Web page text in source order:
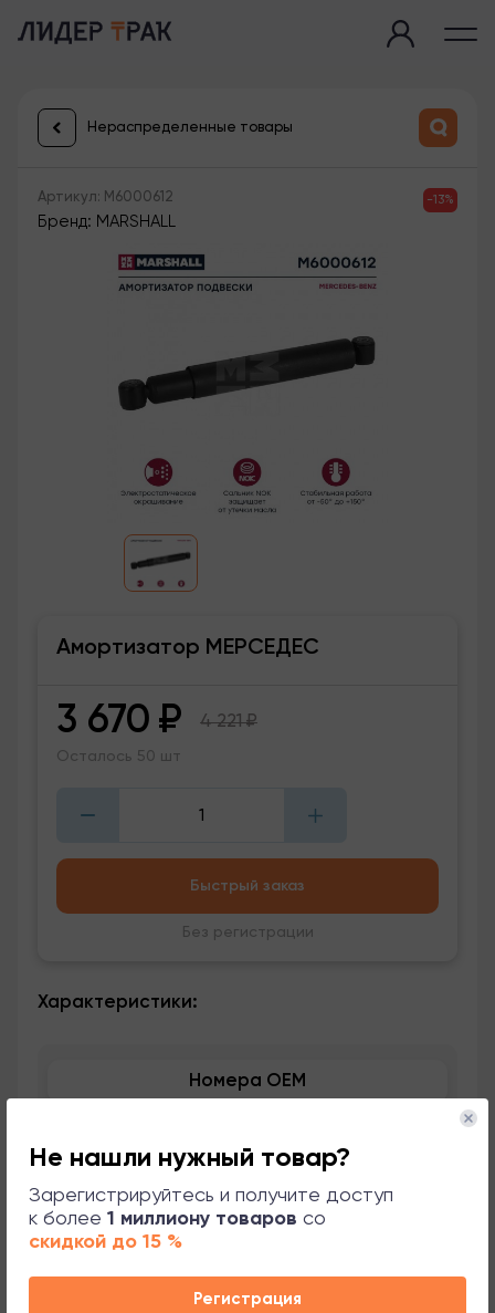
Не нашли нужный товар?
Зарегистрируйтесь и получите доступ
к более 1 миллиону товаров со
скидкой до 15 %
Регистрация
Нераспределенные товары
Артикул: M6000612
Бренд: MARSHALL
-13%
Амортизатор МЕРСЕДЕС
3 670 ₽ 4 221₽
Осталось 50 шт
Быстрый заказ
Без регистрации
Характеристики:
Номера OEM
Сопутствующие товары